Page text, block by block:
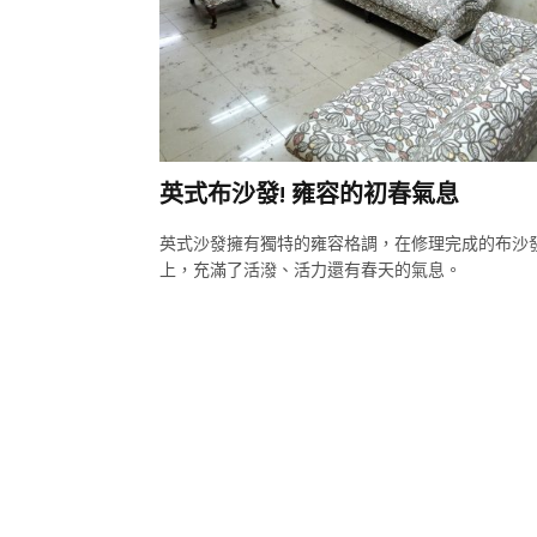
英式布沙發! 雍容的初春氣息
英式沙發擁有獨特的雍容格調，在修理完成的布沙
上，充滿了活潑、活力還有春天的氣息。